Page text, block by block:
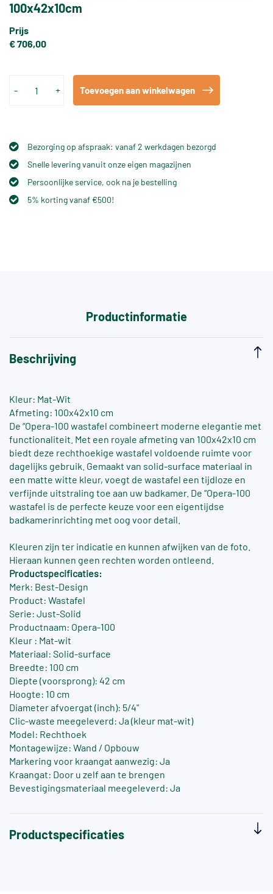
100x42x10cm
Prijs
€ 706,00
- + Toevoegen aan winkelwagen
Bezorging op afspraak: vanaf 2 werkdagen bezorgd
Snelle levering vanuit onze eigen magazijnen
Persoonlijke service, ook na je bestelling
5% korting vanaf €500!
Productinformatie
Beschrijving
Kleur: Mat-Wit
Afmeting: 100x42x10 cm
De “Opera-100 wastafel combineert moderne elegantie met
functionaliteit. Met een royale afmeting van 100x42x10 cm
biedt deze rechthoekige wastafel voldoende ruimte voor
dagelijks gebruik. Gemaakt van solid-surface materiaal in
een matte witte kleur, voegt de wastafel een tijdloze en
verfijnde uitstraling toe aan uw badkamer. De “Opera-100
wastafel is de perfecte keuze voor een eigentijdse
badkamerinrichting met oog voor detail.
Kleuren zijn ter indicatie en kunnen afwijken van de foto.
Hieraan kunnen geen rechten worden ontleend.
Productspecificaties:
Merk: Best-Design
Product: Wastafel
Serie: Just-Solid
Productnaam: Opera-100
Kleur : Mat-wit
Materiaal: Solid-surface
Breedte: 100 cm
Diepte (voorsprong): 42 cm
Hoogte: 10 cm
Diameter afvoergat (inch): 5/4"
Clic-waste meegeleverd: Ja (kleur mat-wit)
Model: Rechthoek
Montagewijze: Wand / Opbouw
Markering voor kraangat aanwezig: Ja
Kraangat: Door u zelf aan te brengen
Bevestigingsmateriaal meegeleverd: Ja
Productspecificaties